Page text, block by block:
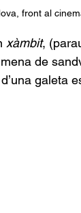
front al
xàmbit,
de
galeta